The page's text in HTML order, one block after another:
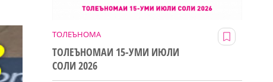
ТОЛЕЪНОМА
ТОЛЕЪНОМАИ 15-УМИ ИЮЛИ
СОЛИ 2026